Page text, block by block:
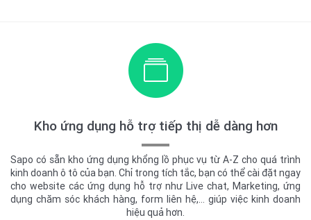
Kho ứng dụng hỗ trợ tiếp thị dễ dàng hơn
Sapo có sẵn kho ứng dụng khổng lồ phục vụ từ A-Z cho quá trình
kinh doanh ô tô của bạn. Chỉ trong tích tắc, bạn có thể cài đặt ngay
cho website các ứng dụng hỗ trợ như Live chat, Marketing, ứng
dụng chăm sóc khách hàng, form liên hệ,… giúp việc kinh doanh
hiệu quả hơn.